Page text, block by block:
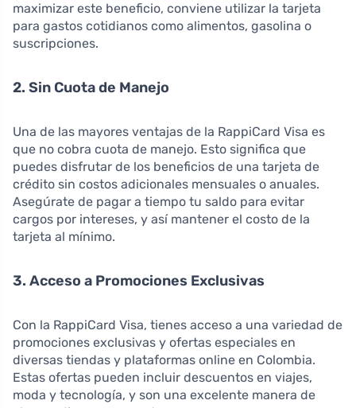
maximizar este beneficio, conviene utilizar la tarjeta
para gastos cotidianos como alimentos, gasolina o
suscripciones.
2. Sin Cuota de Manejo
Una de las mayores ventajas de la RappiCard Visa es
que no cobra cuota de manejo. Esto significa que
puedes disfrutar de los beneficios de una tarjeta de
crédito sin costos adicionales mensuales o anuales.
Asegúrate de pagar a tiempo tu saldo para evitar
cargos por intereses, y así mantener el costo de la
tarjeta al mínimo.
3. Acceso a Promociones Exclusivas
Con la RappiCard Visa, tienes acceso a una variedad de
promociones exclusivas y ofertas especiales en
diversas tiendas y plataformas online en Colombia.
Estas ofertas pueden incluir descuentos en viajes,
moda y tecnología, y son una excelente manera de